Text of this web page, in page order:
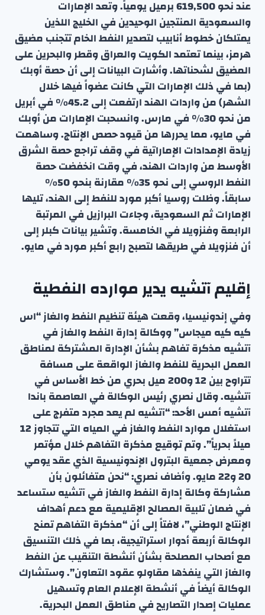
عند نحو 619,500 برميل يومياً. وتعد الإمارات
والسعودية المنتجين الوحيدين في الخليج اللذين
يمتلكان خطوط أنابيب لتصدير النفط الخام تتجنب مضيق
هرمز، بينما تعتمد الكويت والعراق وقطر والبحرين على
المضيق لشحناتها. وأشارت البيانات إلى أن حصة أوبك
(بما في ذلك الإمارات التي كانت عضواً فيها خلال
الشهر) من واردات الهند ارتفعت إلى 45.2% في أبريل
من نحو 30% في مارس. وانسحبت الإمارات من أوبك
في مايو، مما يحررها من قيود حصص الإنتاج. وساهمت
زيادة الإمدادات الإماراتية في وقف تراجع حصة الشرق
الأوسط من واردات الهند، في وقت انخفضت حصة
النفط الروسي إلى نحو 35% مقارنة بنحو 50%
سابقاً. وظلت روسيا أكبر مورد للنفط إلى الهند، تليها
الإمارات ثم السعودية، وجاءت البرازيل في المرتبة
الرابعة وفنزويلا في الخامسة. وتشير بيانات كبلر إلى
أن فنزويلا في طريقها لتصبح رابع أكبر مورد في مايو.
إقليم آتشيه يدير موارده النفطية
وفي إندونيسيا، وقعت هيئة تنظيم النفط والغاز “اس
كيه كيه ميجاس” ووكالة إدارة النفط والغاز في
آتشيه مذكرة تفاهم بشأن الإدارة المشتركة لمناطق
العمل البحرية للنفط والغاز الواقعة على مسافة
تتراوح بين 12 و200 ميل بحري من خط الأساس في
آتشيه. وقال نصري رئيس الوكالة في العاصمة باندا
آتشيه أمس الأحد: “آتشيه لم يعد مجرد متفرج على
استغلال موارد النفط والغاز في المياه التي تتجاوز 12
ميلاً بحرياً”. وتم توقيع مذكرة التفاهم خلال مؤتمر
ومعرض جمعية البترول الإندونيسية الذي عقد يومي
20 و22 مايو. وأضاف نصري: “نحن متفائلون بأن
مشاركة وكالة إدارة النفط والغاز في آتشيه ستساعد
في ضمان تلبية المصالح الإقليمية مع دعم أهداف
الإنتاج الوطني”، لافتاً إلى أن “مذكرة التفاهم تمنح
الوكالة أربعة أدوار استراتيجية، بما في ذلك التنسيق
مع أصحاب المصلحة بشأن أنشطة التنقيب عن النفط
والغاز التي ينفذها مقاولو عقود التعاون”. وستشارك
الوكالة أيضاً في أنشطة الإعلام العام وتسهيل
عمليات إصدار التصاريح في مناطق العمل البحرية.